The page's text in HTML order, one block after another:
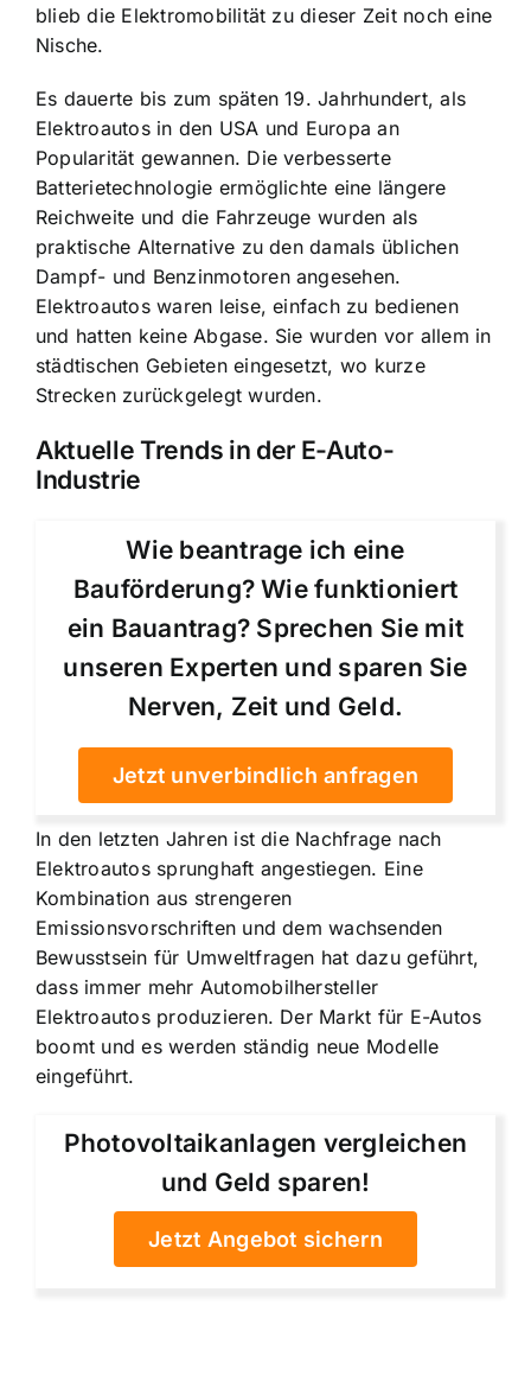
blieb die Elektromobilität zu dieser Zeit noch eine
Nische.
Es dauerte bis zum späten 19. Jahrhundert, als
Elektroautos in den USA und Europa an
Popularität gewannen. Die verbesserte
Batterietechnologie ermöglichte eine längere
Reichweite und die Fahrzeuge wurden als
praktische Alternative zu den damals üblichen
Dampf- und Benzinmotoren angesehen.
Elektroautos waren leise, einfach zu bedienen
und hatten keine Abgase. Sie wurden vor allem in
städtischen Gebieten eingesetzt, wo kurze
Strecken zurückgelegt wurden.
Aktuelle Trends in der E-Auto-
Industrie
Wie beantrage ich eine
Bauförderung? Wie funktioniert
ein Bauantrag? Sprechen Sie mit
unseren Experten und sparen Sie
Nerven, Zeit und Geld.
Jetzt unverbindlich anfragen
In den letzten Jahren ist die Nachfrage nach
Elektroautos sprunghaft angestiegen. Eine
Kombination aus strengeren
Emissionsvorschriften und dem wachsenden
Bewusstsein für Umweltfragen hat dazu geführt,
dass immer mehr Automobilhersteller
Elektroautos produzieren. Der Markt für E-Autos
boomt und es werden ständig neue Modelle
eingeführt.
Photovoltaikanlagen vergleichen
und Geld sparen!
Jetzt Angebot sichern